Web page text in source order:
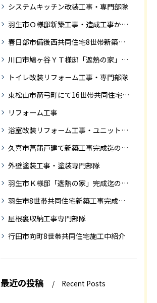
システムキッチン改装工事・専門部隊
羽生市Ｏ様邸新築工事・造成工事から住宅完成までの紹介
春日部市備後西共同住宅8世帯新築工事完成迄の紹介です。
川口市鳩ヶ谷ＹＴ様邸「遮熱の家」工事状況
トイレ改装リフォーム工事・専門部隊
東松山市箭弓町にて16世帯共同住宅新築工事完成迄の紹介です。
リフォーム工事
浴室改装リフォーム工事・ユニットバス専門部隊
久喜市菖蒲戸建て新築工事完成迄の紹介
外壁塗装工事・塗装専門部隊
羽生市Ｋ様邸「遮熱の家」完成迄の紹介です
羽生市8世帯共同住宅新築工事完成迄の紹介
屋根裏収納工事専門部隊
行田市向町8世帯共同住宅施工中紹介
最近の投稿 Recent Posts